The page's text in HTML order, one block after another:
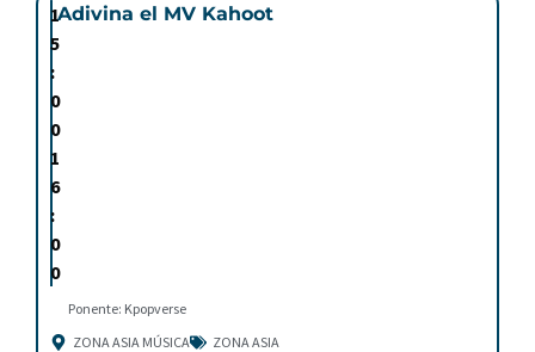
1
5
:
0
0
1
6
:
0
0
Adivina el MV Kahoot
Ponente: Kpopverse
ZONA ASIA MÚSICA
ZONA ASIA